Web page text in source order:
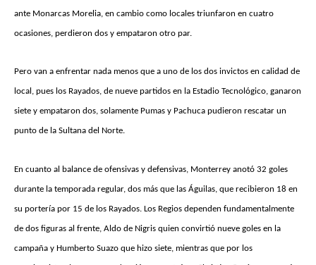
ante Monarcas Morelia, en cambio como locales triunfaron en cuatro
ocasiones, perdieron dos y empataron otro par.
Pero van a enfrentar nada menos que a uno de los dos invictos en calidad de
local, pues los Rayados, de nueve partidos en la Estadio Tecnológico, ganaron
siete y empataron dos, solamente Pumas y Pachuca pudieron rescatar un
punto de la Sultana del Norte.
En cuanto al balance de ofensivas y defensivas, Monterrey anotó 32 goles
durante la temporada regular, dos más que las Águilas, que recibieron 18 en
su portería por 15 de los Rayados. Los Regios dependen fundamentalmente
de dos figuras al frente, Aldo de Nigris quien convirtió nueve goles en la
campaña y Humberto Suazo que hizo siete, mientras que por los